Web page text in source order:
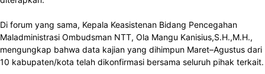
Di forum yang sama, Kepala Keasistenan Bidang Pencegahan
Maladministrasi Ombudsman NTT, Ola Mangu Kanisius,S.H.,M.H.,
mengungkap bahwa data kajian yang dihimpun Maret–Agustus dari
10 kabupaten/kota telah dikonfirmasi bersama seluruh pihak terkait.